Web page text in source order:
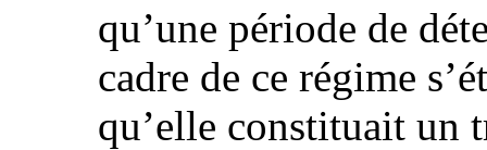
qu’une période de
cadre de ce régime
qu’elle constituait un